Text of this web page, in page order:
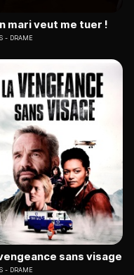
mari veut me tuer !
DRAME
sans visage
DRAME